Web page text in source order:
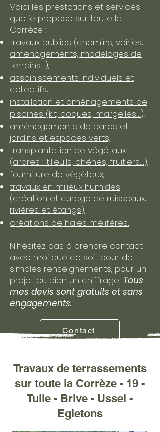
Voici les prestations et services
que je propose sur toute la
Corrèze :
travaux publics (chemins, voiries,
aménagements, modelages de
terrains...),
assainissements individuels et
collectifs,
installation et aménagements de
piscines (kit, coques, margelles...),
aménagements de parcs et
jardins et espaces verts,
transplantation de végétaux
(arbres : tilleuils, chênes, fruitiers...),
fourniture de végétaux,
travaux en milieux humides
(création et curage de ruisseaux,
rivières et étangs),
créations de haies mélifères.
N'hésitez pas à prendre contact
avec moi que ce soit pour de
simples renseignements, pour un
projet ou bien un chiffrage. Tous
mes devis sont gratuits et sans
engagements.
Contact
Travaux de terrassements
sur toute la Corrèze - 19 -
Tulle - Brive - Ussel -
Egletons